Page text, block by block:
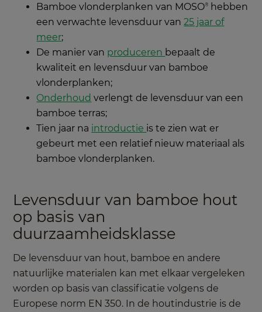
Bamboe vlonderplanken van MOSO® hebben
een verwachte levensduur van25 jaar of
meer;
De manier van produceren bepaalt de
kwaliteit en levensduur van bamboe
vlonderplanken;
Onderhoud verlengt de levensduur van een
bamboe terras;
Tien jaar na introductie is te zien wat er
gebeurt met een relatief nieuw materiaal als
bamboe vlonderplanken.
Levensduur van bamboe hout
op basis van
duurzaamheidsklasse
De levensduur van hout, bamboe en andere
natuurlijke materialen kan met elkaar vergeleken
worden op basis van classificatie volgens de
Europese norm EN 350. In de houtindustrie is de